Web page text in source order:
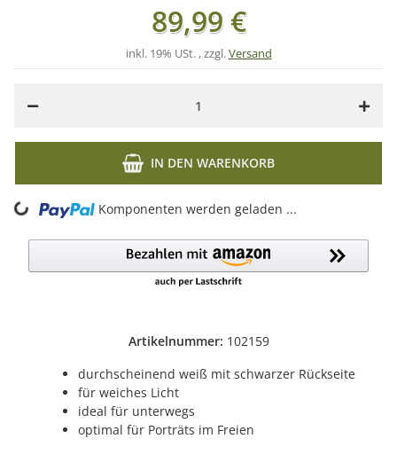
Artikelnummer: 102159
durchscheinend weiß mit schwarzer Rückseite
für weiches Licht
ideal für unterwegs
optimal für Porträts im Freien
89,99 €
inkl. 19% USt. , zzgl.Versand
IN DEN WARENKORB
Komponenten werden geladen ...